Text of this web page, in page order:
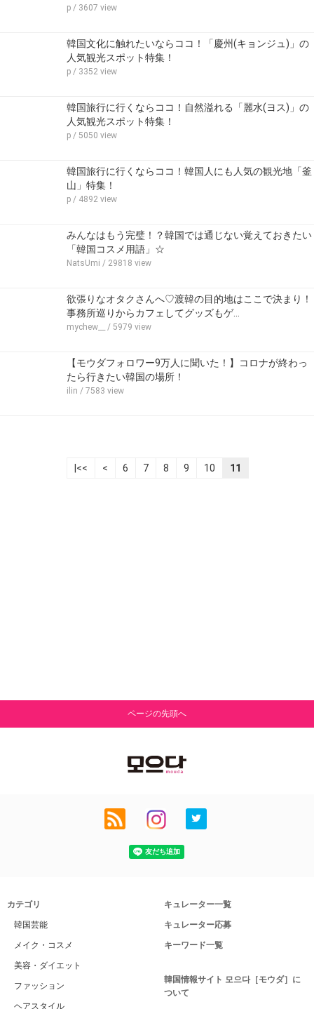
p / 3607 view
韓国文化に触れたいならココ！「慶州(キョンジュ)」の
人気観光スポット特集！
p / 3352 view
韓国旅行に行くならココ！自然溢れる「麗水(ヨス)」の
人気観光スポット特集！
p / 5050 view
韓国旅行に行くならココ！韓国人にも人気の観光地「釜
山」特集！
p / 4892 view
みんなはもう完璧！？韓国では通じない覚えておきたい
「韓国コスメ用語」☆
NatsUmi / 29818 view
欲張りなオタクさんへ♡渡韓の目的地はここで決まり！
事務所巡りからカフェしてグッズもゲ…
mychew__ / 5979 view
【モウダフォロワー9万人に聞いた！】コロナが終わっ
たら行きたい韓国の場所！
ilin / 7583 view
|<< < 6 7 8 9 10 11
ページの先頭へ
カテゴリ
韓国芸能
メイク・コスメ
美容・ダイエット
ファッション
ヘアスタイル
キュレーター一覧
キュレーター応募
キーワード一覧
韓国情報サイト 모으다［モウダ］に
ついて